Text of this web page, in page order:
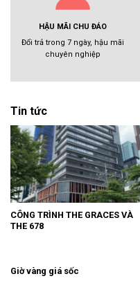
HẬU MÃI CHU ĐÁO
Đổi trả trong 7 ngày, hậu mãi
chuyên nghiệp
Tin tức
CÔNG TRÌNH THE GRACES VÀ
THE 678
Giờ vàng giá sốc